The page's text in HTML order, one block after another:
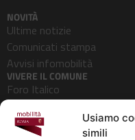
Usiamo
simili
NOVITÀ
Ultime notizie
Comunicati stampa
Avvisi infomobilità
VIVERE IL COMUNE
Foro Italico
Pedonalizzazioni
Aeroporti